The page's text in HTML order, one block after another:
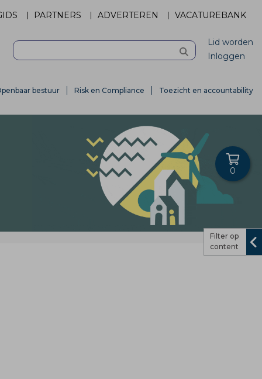
Filter op
content
PARTNERS ADVERTEREN VACATUREBANK
Lid worden
Inloggen
bestuur Risk en Compliance Toezicht en accountability
0